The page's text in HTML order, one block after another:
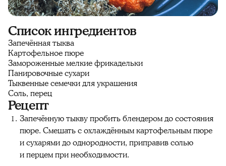
Список ингредиентов
Запечённая тыква
Картофельное пюре
Замороженные мелкие фрикадельки
Панировочные сухари
Тыквенные семечки для украшения
Соль, перец
Рецепт
Запечённую тыкву пробить блендером до состояния
пюре. Смешать с охлаждённым картофельным пюре
и сухарями до однородности, приправив солью
и перцем при необходимости.